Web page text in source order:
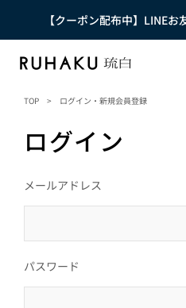
【クーポン配布中】LINEお
TOP > ログイン・新規会員登録
ログイン
メールアドレス
パスワード